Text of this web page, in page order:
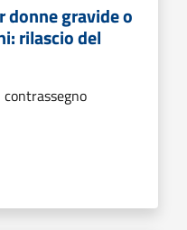
donne gravide o
rilascio del